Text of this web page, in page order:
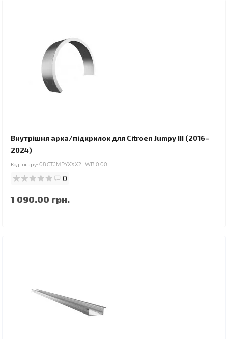
Внутрішня арка/підкрилок для Citroen Jumpy III (2016–
2024)
Код товару: 08.CTJMPYXXX2.LWB.0.00
0
1 090.00 грн.